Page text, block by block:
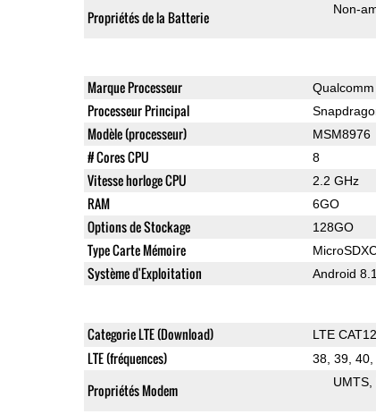
Propriétés de la Batterie Non-
Marque Processeur Qualcomm
Processeur Principal
Modèle (processeur) MSM8976
# Cores CPU 8
Vitesse horloge CPU 2.2 GHz
RAM 6GO
Options de Stockage 128GO
Type Carte Mémoire
Système d'Exploitation Android 8.1
Categorie LTE (Download) LTE CAT12
LTE (fréquences) 38, 39, 40,
Propriétés Modem UMTS